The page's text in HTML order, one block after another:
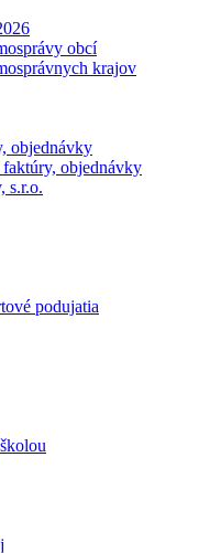
obcí
krajov
objednávky
objednávky
s.r.o.
podujatia